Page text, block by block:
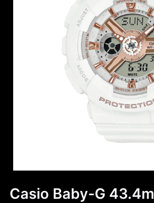
Casio Baby-G